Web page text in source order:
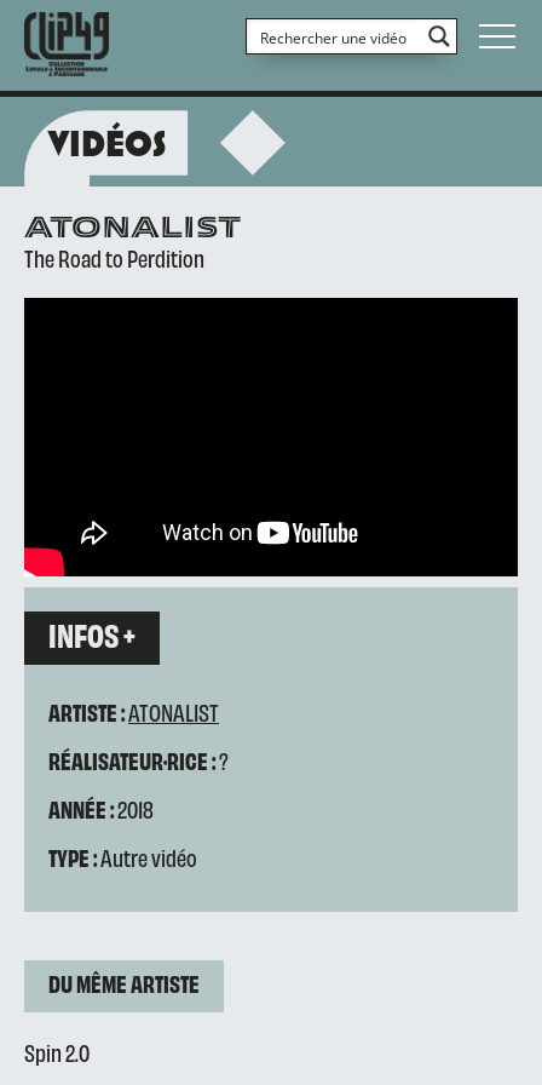
VIDÉOS
ATONALIST
The Road to Perdition
INFOS +
ARTISTE :ATONALIST
RÉALISATEUR·RICE :?
ANNÉE :2018
TYPE :Autre vidéo
DU MÊME ARTISTE
Spin 2.0